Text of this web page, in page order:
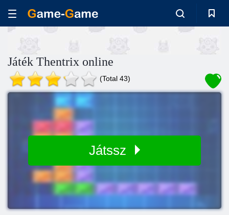
Játék Thentrix online
(Total 43)
Játssz